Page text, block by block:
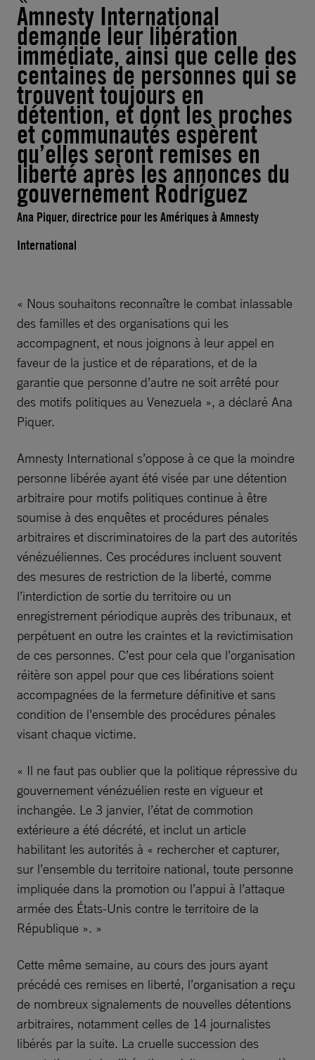
Amnesty International
demande leur libération
immédiate, ainsi que celle des
centaines de personnes qui se
trouvent toujours en
détention, et dont les proches
et communautés espèrent
qu’elles seront remises en
liberté après les annonces du
gouvernement Rodríguez
Ana Piquer, directrice pour les Amériques à Amnesty
International
« Nous souhaitons reconnaître le combat inlassable
des familles et des organisations qui les
accompagnent, et nous joignons à leur appel en
faveur de la justice et de réparations, et de la
garantie que personne d’autre ne soit arrêté pour
des motifs politiques au Venezuela », a déclaré Ana
Piquer.
Amnesty International s’oppose à ce que la moindre
personne libérée ayant été visée par une détention
arbitraire pour motifs politiques continue à être
soumise à des enquêtes et procédures pénales
arbitraires et discriminatoires de la part des autorités
vénézuéliennes. Ces procédures incluent souvent
des mesures de restriction de la liberté, comme
l’interdiction de sortie du territoire ou un
enregistrement périodique auprès des tribunaux, et
perpétuent en outre les craintes et la revictimisation
de ces personnes. C’est pour cela que l’organisation
réitère son appel pour que ces libérations soient
accompagnées de la fermeture définitive et sans
condition de l’ensemble des procédures pénales
visant chaque victime.
« Il ne faut pas oublier que la politique répressive du
gouvernement vénézuélien reste en vigueur et
inchangée. Le 3 janvier, l’état de commotion
extérieure a été décrété, et inclut un article
habilitant les autorités à « rechercher et capturer,
sur l’ensemble du territoire national, toute personne
impliquée dans la promotion ou l’appui à l’attaque
armée des États-Unis contre le territoire de la
République ». »
Cette même semaine, au cours des jours ayant
précédé ces remises en liberté, l’organisation a reçu
de nombreux signalements de nouvelles détentions
arbitraires, notamment celles de 14 journalistes
libérés par la suite. La cruelle succession des